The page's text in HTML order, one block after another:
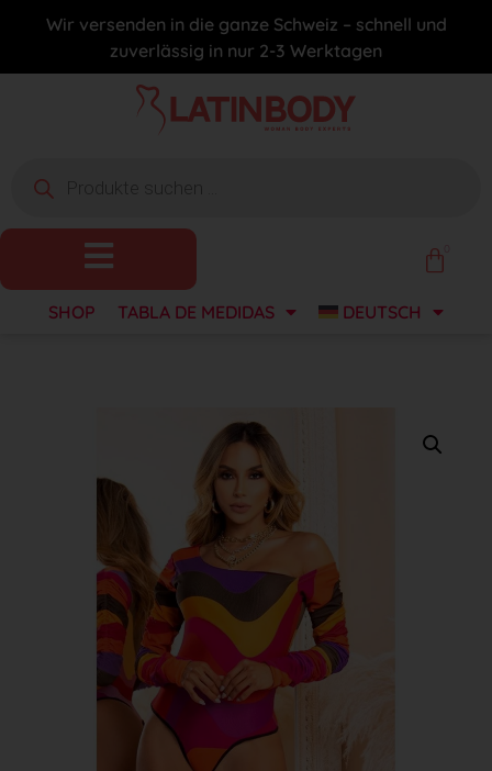
Wir versenden in die ganze Schweiz – schnell und
zuverlässig in nur 2-3 Werktagen
SHOP TABLA DE MEDIDAS DEUTSCH